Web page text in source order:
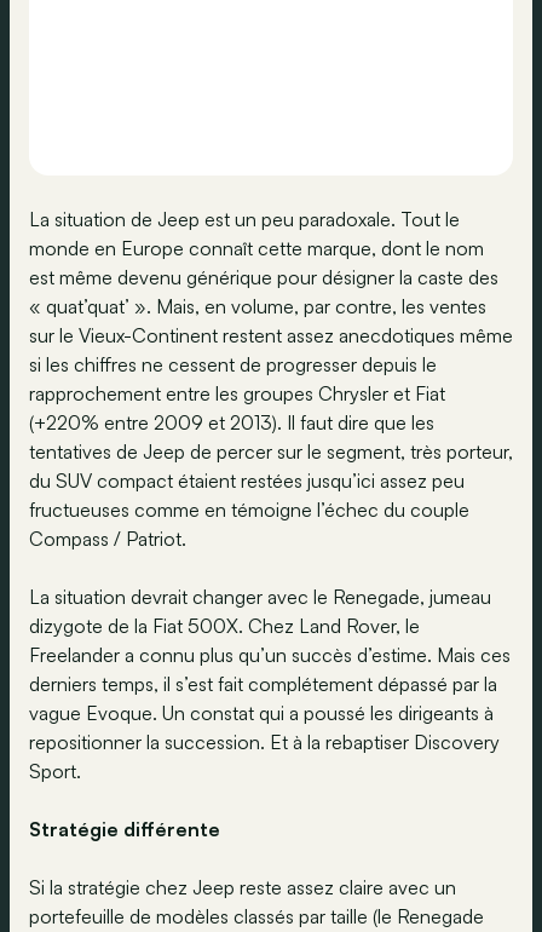
La situation de Jeep est un peu paradoxale. Tout le
monde en Europe connaît cette marque, dont le nom
est même devenu générique pour désigner la caste des
« quat’quat’ ». Mais, en volume, par contre, les ventes
sur le Vieux-Continent restent assez anecdotiques même
si les chiffres ne cessent de progresser depuis le
rapprochement entre les groupes Chrysler et Fiat
(+220% entre 2009 et 2013). Il faut dire que les
tentatives de Jeep de percer sur le segment, très porteur,
du SUV compact étaient restées jusqu’ici assez peu
fructueuses comme en témoigne l’échec du couple
Compass / Patriot.
La situation devrait changer avec le Renegade, jumeau
dizygote de la Fiat 500X. Chez Land Rover, le
Freelander a connu plus qu’un succès d’estime. Mais ces
derniers temps, il s’est fait complétement dépassé par la
vague Evoque. Un constat qui a poussé les dirigeants à
repositionner la succession. Et à la rebaptiser Discovery
Sport.
Stratégie différente
Si la stratégie chez Jeep reste assez claire avec un
portefeuille de modèles classés par taille (le Renegade